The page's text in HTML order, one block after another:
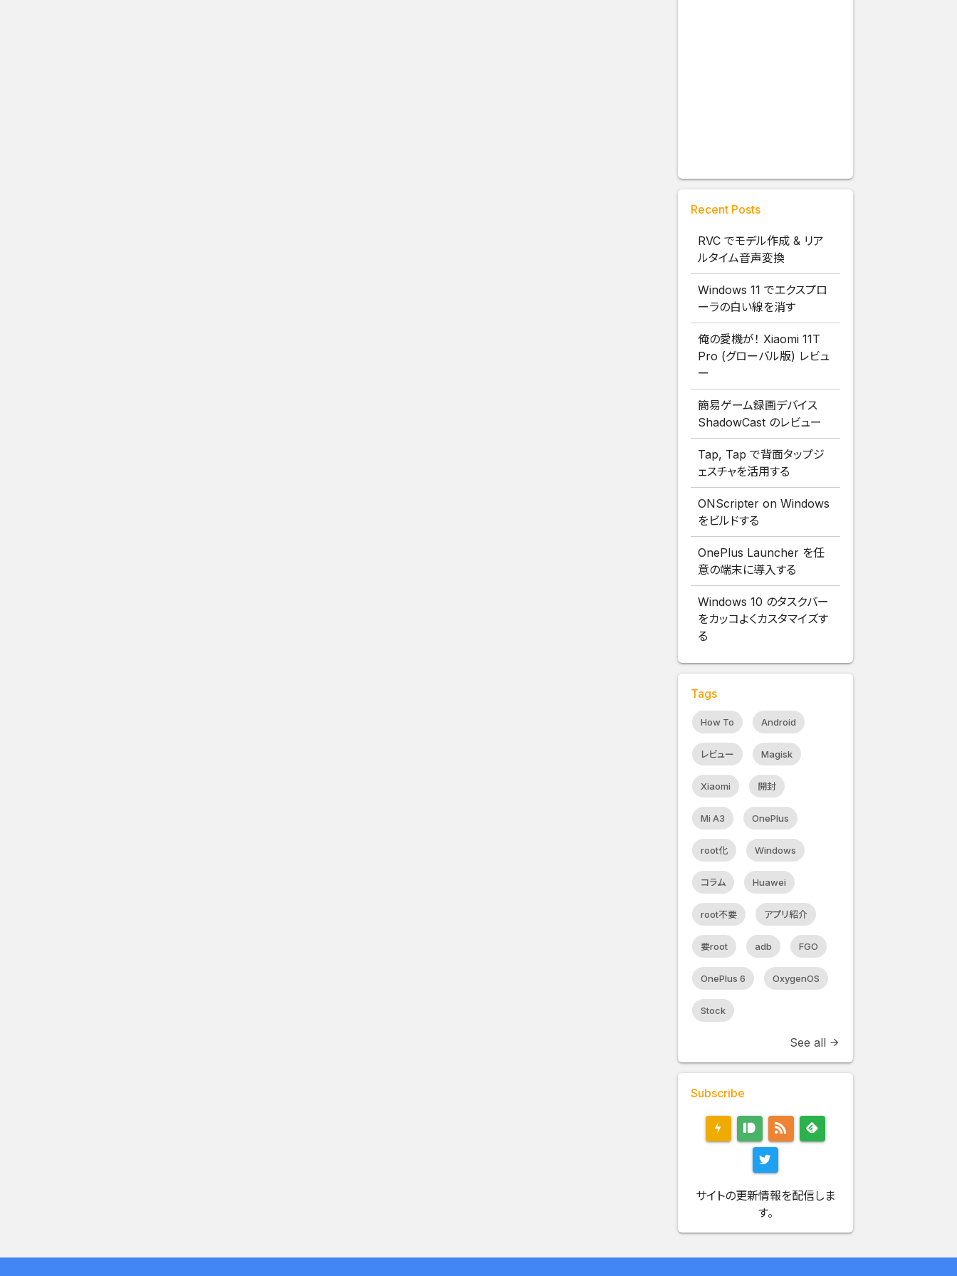
Recent Posts
RVC でモデル作成 & リア
ルタイム音声変換
Windows 11 でエクスプロ
ーラの白い線を消す
俺の愛機が！ Xiaomi 11T
Pro (グローバル版) レビュ
ー
簡易ゲーム録画デバイス
ShadowCast のレビュー
Tap, Tap で背面タップジ
ェスチャを活用する
ONScripter on Windows
をビルドする
OnePlus Launcher を任
意の端末に導入する
Windows 10 のタスクバー
をカッコよくカスタマイズす
る
Tags
How To Android
レビュー Magisk
Xiaomi 開封
Mi A3 OnePlus
root化 Windows
コラム Huawei
root不要 アプリ紹介
要root adb FGO
OnePlus 6 OxygenOS
Stock
See all arrow_forward
Subscribe
サイトの更新情報を配信しま
す。